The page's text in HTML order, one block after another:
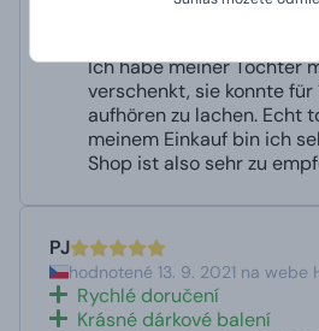
schnelle Lieferung
Ich habe meiner Tochter
verschenkt, sie konnte
aufhören zu lachen. Echt
meinem Einkauf bin ich
Shop ist also sehr zu
PJ
hodnotené 13. 9. 2021 na webe
Rychlé doručení
Krásné dárkové balení